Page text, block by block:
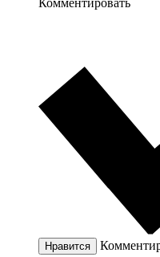
Комментировать
Нравится